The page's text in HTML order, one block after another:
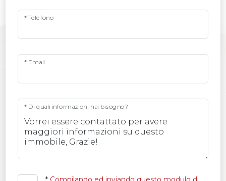
* Telefono
* Email
* Di quali informazioni hai bisogno?